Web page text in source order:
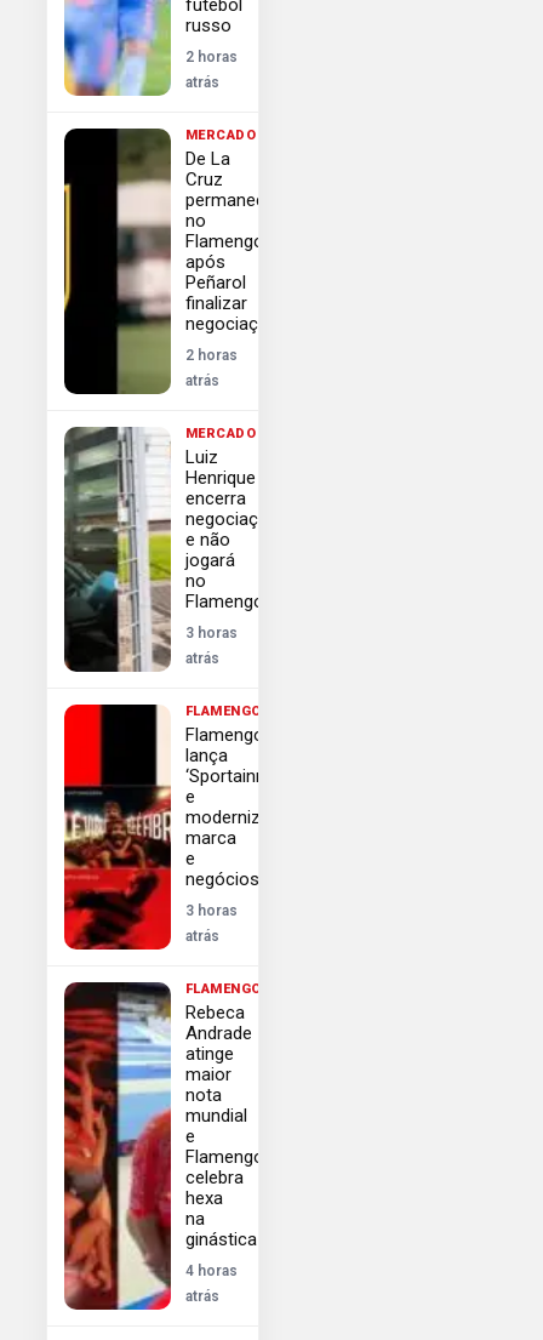
futebol
russo
2 horas
atrás
MERCADO
De La
Cruz
permanece
no
Flamengo
após
Peñarol
finalizar
negociações
2 horas
atrás
MERCADO
Luiz
Henrique
encerra
negociação
e não
jogará
no
Flamengo
3 horas
atrás
FLAMENGO
Flamengo
lança
‘Sportainment’
e
moderniza
marca
e
negócios
3 horas
atrás
FLAMENGO
Rebeca
Andrade
atinge
maior
nota
mundial
e
Flamengo
celebra
hexa
na
ginástica
4 horas
atrás